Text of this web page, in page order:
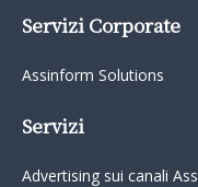
Servizi Corporate
Assinform Solutions
Servizi
Advertising sui canali